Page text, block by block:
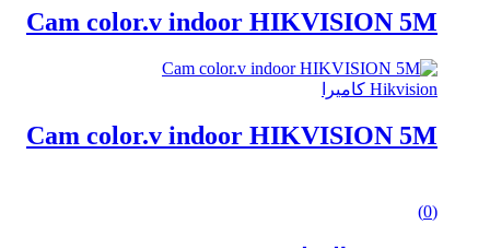
Cam color.v indoor HIKVISION 5M
Hikvision كاميرا
Cam color.v indoor HIKVISION 5M
of
(0)